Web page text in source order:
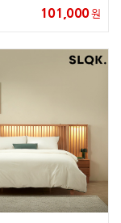
101,000원